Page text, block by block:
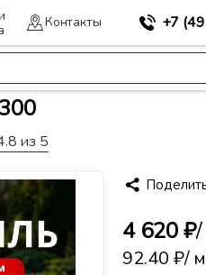
Контакты +7
из 5
4 620 ₽
92.40 ₽/